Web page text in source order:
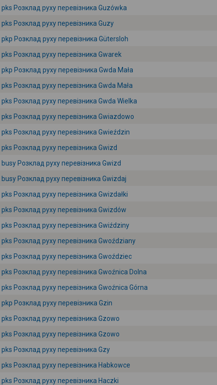
pks Розклад руху перевізника Guzówka
pks Розклад руху перевізника Guzy
pkp Розклад руху перевізника Gütersloh
pks Розклад руху перевізника Gwarek
pkp Розклад руху перевізника Gwda Mała
pks Розклад руху перевізника Gwda Mała
pks Розклад руху перевізника Gwda Wielka
pks Розклад руху перевізника Gwiazdowo
pks Розклад руху перевізника Gwieździn
pks Розклад руху перевізника Gwizd
busy Розклад руху перевізника Gwizd
busy Розклад руху перевізника Gwizdaj
pks Розклад руху перевізника Gwizdałki
pks Розклад руху перевізника Gwizdów
pks Розклад руху перевізника Gwiździny
pks Розклад руху перевізника Gwoździany
pks Розклад руху перевізника Gwoździec
pks Розклад руху перевізника Gwoźnica Dolna
pks Розклад руху перевізника Gwoźnica Górna
pkp Розклад руху перевізника Gzin
pks Розклад руху перевізника Gzowo
pks Розклад руху перевізника Gzowo
pks Розклад руху перевізника Gzy
pks Розклад руху перевізника Habkowce
pks Розклад руху перевізника Haczki